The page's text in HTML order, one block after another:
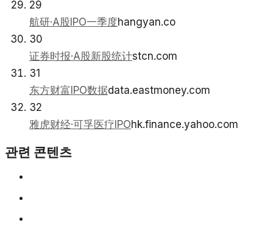
29
航研·A股IPO一季度hangyan.co
30
证券时报·A股新股统计stcn.com
31
东方财富IPO数据data.eastmoney.com
32
雅虎财经·可孚医疗IPOhk.finance.yahoo.com
관련 콘텐츠